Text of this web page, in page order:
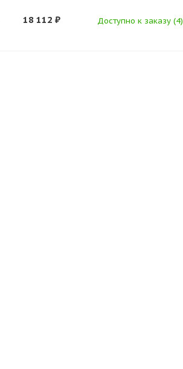
18 112 ₽ Доступно к заказу (4)